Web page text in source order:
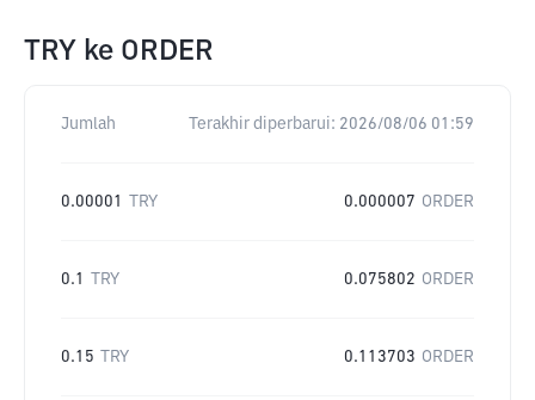
TRY ke ORDER
Jumlah Terakhir diperbarui: 2026/08/06 01:59
0.00001 TRY 0.000007 ORDER
0.1 TRY 0.075802 ORDER
0.15 TRY 0.113703 ORDER